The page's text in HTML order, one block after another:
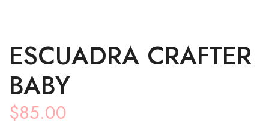
ESCUADRA CRAFTER
BABY
$85.00